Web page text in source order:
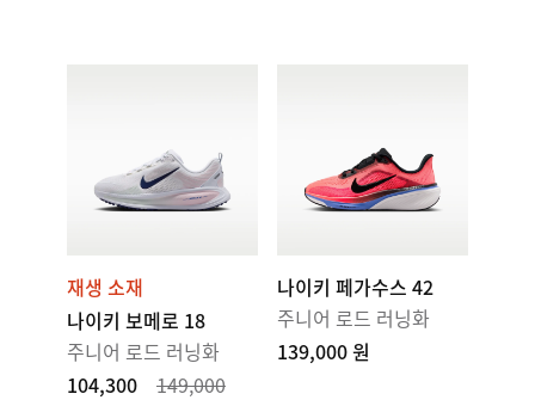
재생 소재
나이키 보메로 18
주니어 로드 러닝화
104,300
149,000
나이키 페가수스 42
주니어 로드 러닝화
139,000 원